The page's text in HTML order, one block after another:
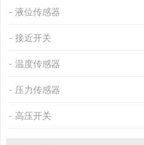
液位传感器
接近开关
温度传感器
压力传感器
高压开关